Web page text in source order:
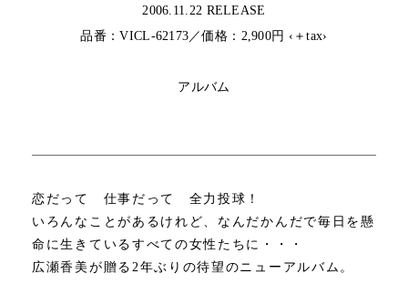
2006.11.22 RELEASE
品番：VICL-62173／価格：2,900円 ‹＋tax›
アルバム
恋だって 仕事だって 全力投球！
いろんなことがあるけれど、なんだかんだで毎日を懸
命に生きているすべての女性たちに・・・
広瀬香美が贈る2年ぶりの待望のニューアルバム。